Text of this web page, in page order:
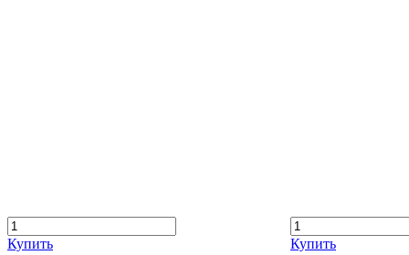
Купить Купить